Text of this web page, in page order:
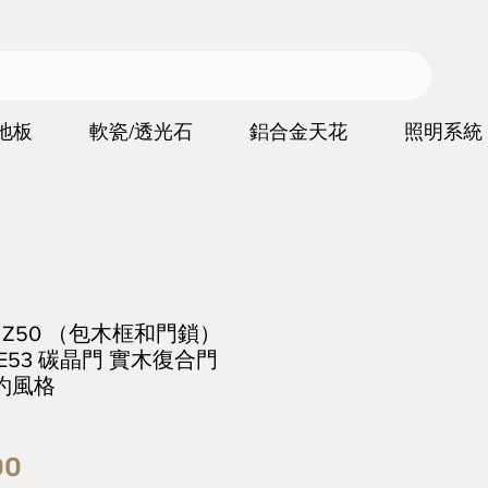
板 軟瓷/透光石 鋁合金天花 照明系統
（包木框和門鎖）
碳晶門 實木復合門
風格